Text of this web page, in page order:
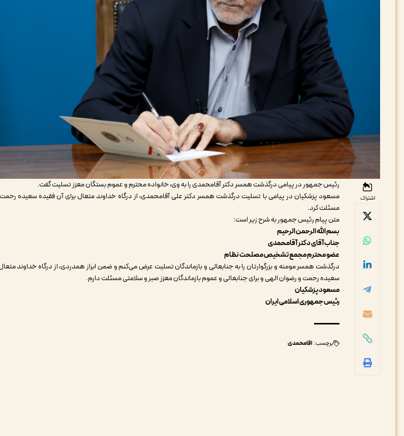
اشتراک
رئیس جمهور در پیامی درگذشت همسر دکتر آقامحمدی را به وی، خانواده محترم و عموم بستگان معزز تسلیت گفت.
مسعود پزشکیان در پیامی با تسلیت درگذشت همسر دکتر علی آقامحمدی، از درگاه خداوند متعال برای آن فقیده سعیده
مسئلت کرد.
متن پیام رئیس جمهور به شرح زیر است:‌
بسم الله الرحمن الرحیم
جناب آقای دکتر آقامحمدی
عضو محترم مجمع تشخیص مصلحت نظام
درگذشت همسر مومنه و بزرگوارتان را به جنابعالی و بازماندگان تسلیت عرض می‌کنم و ضمن ابراز همدردی، از درگاه خداوند
سعیده رحمت و رضوان الهی و برای جنابعالی و عموم بازماندگان معزز صبر و سلامتی مسئلت دارم.
مسعود پزشکیان
رئیس جمهوری اسلامی ایران
برچسب: اقامحمدی